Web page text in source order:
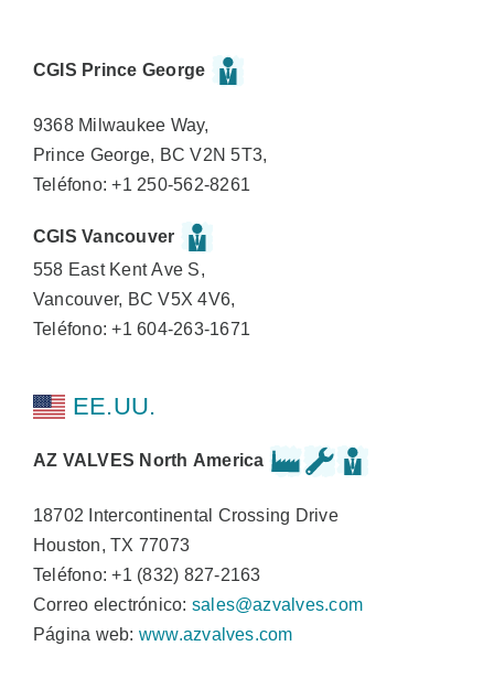
CGIS Prince George
9368 Milwaukee Way,
Prince George, BC V2N 5T3,
Teléfono: +1 250-562-8261
CGIS Vancouver
558 East Kent Ave S,
Vancouver, BC V5X 4V6,
Teléfono: +1 604-263-1671
EE.UU.
AZ VALVES North America
18702 Intercontinental Crossing Drive
Houston, TX 77073
Teléfono: +1 (832) 827-2163
Correo electrónico: sales@azvalves.com
Página web: www.azvalves.com